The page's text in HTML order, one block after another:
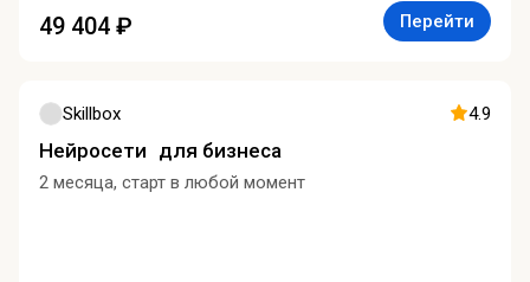
49 404 ₽ Перейти
Skillbox 4.9
Нейросети для бизнеса
2 месяца, старт в любой момент